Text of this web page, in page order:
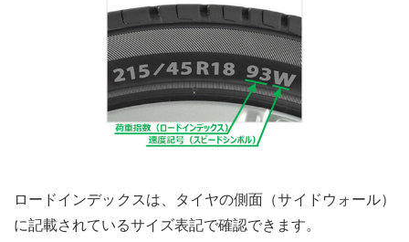
ロードインデックスは、タイヤの側面（サイドウォール）
に記載されているサイズ表記で確認できます。